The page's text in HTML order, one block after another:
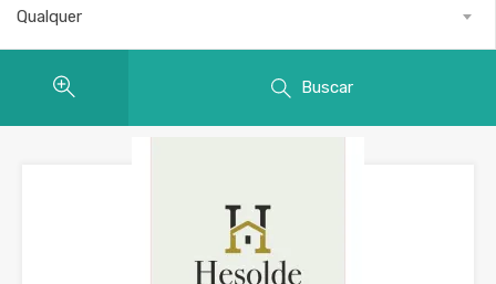
Qualquer
Buscar